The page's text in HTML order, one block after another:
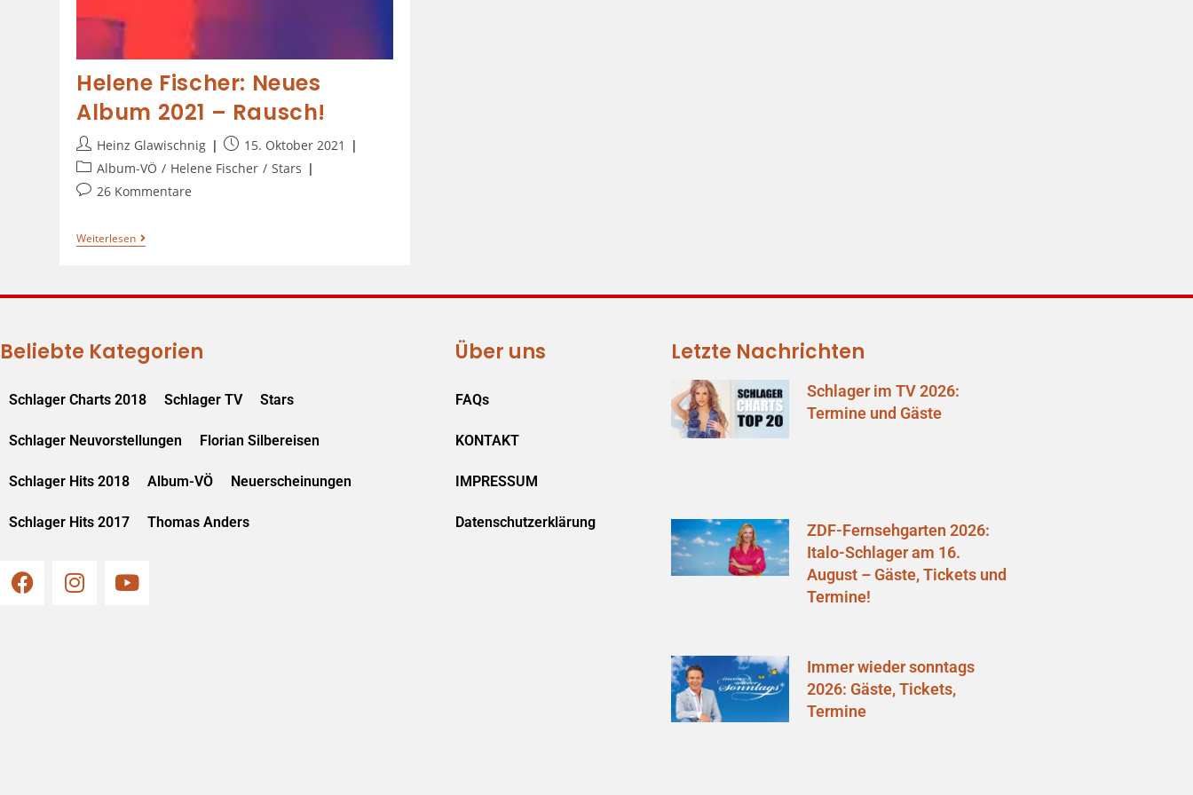
Helene Fischer: Neues
Album 2021 – Rausch!
Heinz Glawischnig
15. Oktober 2021
Album-VÖ / Helene Fischer / Stars
26 Kommentare
Weiterlesen
Beliebte Kategorien
Schlager Charts 2018 Schlager TV Stars
Schlager Neuvorstellungen Florian Silbereisen
Schlager Hits 2018 Album-VÖ Neuerscheinungen
Schlager Hits 2017 Thomas Anders
Über uns
FAQs
KONTAKT
IMPRESSUM
Datenschutzerklärung
Letzte Nachrichten
Schlager im TV 2026:
Termine und Gäste
ZDF-Fernsehgarten 2026:
Italo-Schlager am 16.
August – Gäste, Tickets und
Termine!
Immer wieder sonntags
2026: Gäste, Tickets,
Termine